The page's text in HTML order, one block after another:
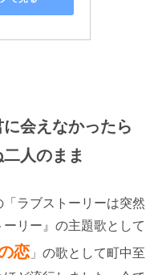
会えなかったら
人のまま
ラブストーリーは突然
リー』の主題歌として
恋 」の歌として町中至